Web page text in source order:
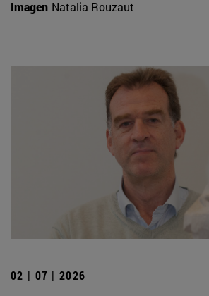
Imagen Natalia Rouzaut
02 | 07 | 2026